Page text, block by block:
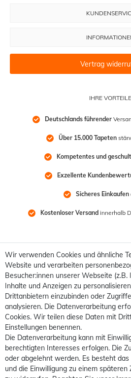
IHRE VORTEILE
Deutschlands führender
Über 15.000 Tapeten
Kompetentes und
Exzellente
Sicheres Einkaufen
Kostenloser Versand innerhalb
Vertrag
Wir verwenden Cookies und ähnliche
Website und verarbeiten
Besucher:innen unserer Webseite (z.B.
Inhalte und Anzeigen zu
Drittanbietern einzubinden oder
analysieren. Die Datenverarbeitung
Cookies. Wir teilen diese Daten mit
Einstellungen benennen.
Die Datenverarbeitung kann mit
berechtigten Interesses erfolgen. Die
oder abgelehnt werden. Es besteht
und die Einwilligung zu einem